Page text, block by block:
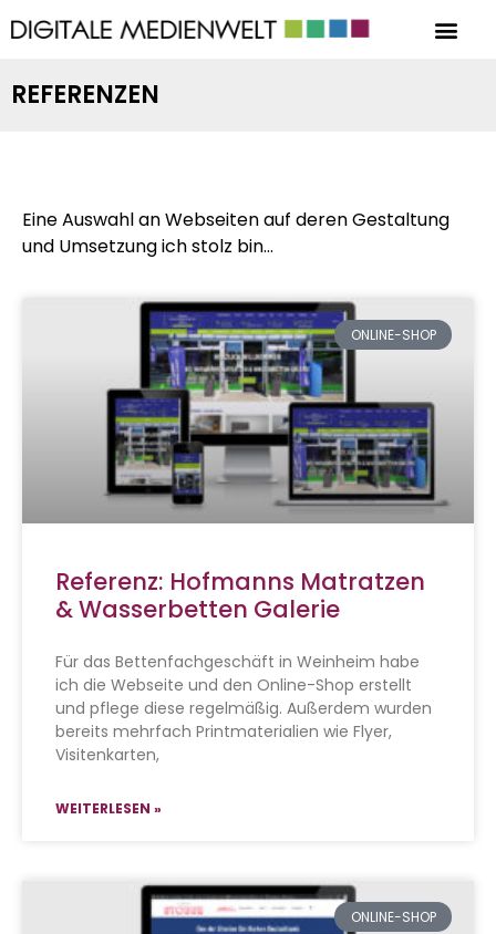
REFERENZEN
Eine Auswahl an Webseiten auf deren Gestaltung
und Umsetzung ich stolz bin…
ONLINE-SHOP
Referenz: Hofmanns Matratzen
& Wasserbetten Galerie
Für das Bettenfachgeschäft in Weinheim habe
ich die Webseite und den Online-Shop erstellt
und pflege diese regelmäßig. Außerdem wurden
bereits mehrfach Printmaterialien wie Flyer,
Visitenkarten,
WEITERLESEN »
ONLINE-SHOP